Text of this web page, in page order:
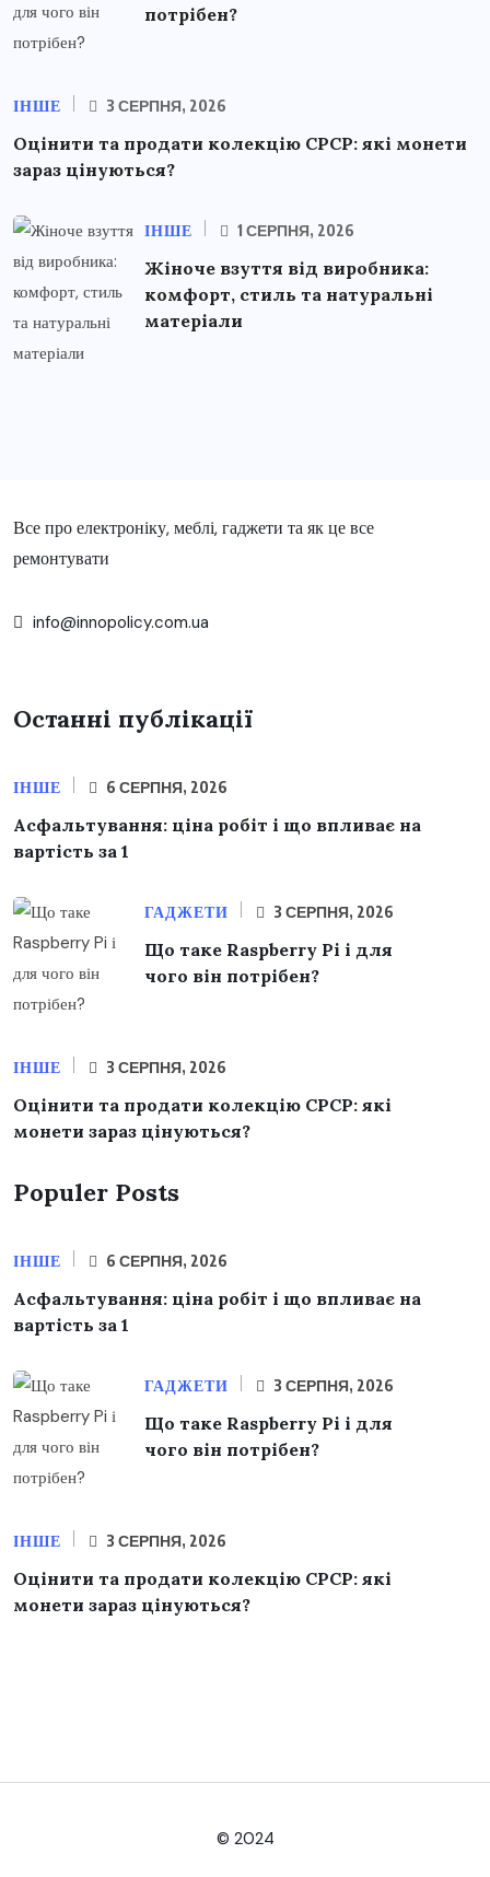
потрібен?
ІНШЕ 3 СЕРПНЯ, 2026
Оцінити та продати колекцію СРСР: які монети
зараз цінуються?
ІНШЕ 1 СЕРПНЯ, 2026
Жіноче взуття від виробника:
комфорт, стиль та натуральні
матеріали
Все про електроніку, меблі, гаджети та як це все
ремонтувати
info@innopolicy.com.ua
Останні публікації
ІНШЕ 6 СЕРПНЯ, 2026
Асфальтування: ціна робіт і що впливає на
вартість за 1
ГАДЖЕТИ 3 СЕРПНЯ, 2026
Що таке Raspberry Pi і для
чого він потрібен?
ІНШЕ 3 СЕРПНЯ, 2026
Оцінити та продати колекцію СРСР: які
монети зараз цінуються?
Populer Posts
ІНШЕ 6 СЕРПНЯ, 2026
Асфальтування: ціна робіт і що впливає на
вартість за 1
ГАДЖЕТИ 3 СЕРПНЯ, 2026
Що таке Raspberry Pi і для
чого він потрібен?
ІНШЕ 3 СЕРПНЯ, 2026
Оцінити та продати колекцію СРСР: які
монети зараз цінуються?
© 2024